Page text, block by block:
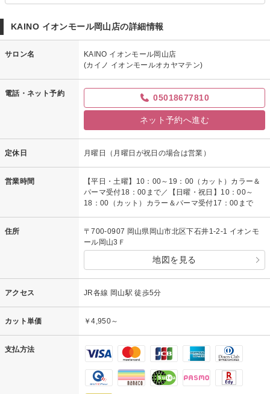
KAINO イオンモール岡山店の詳細情報
サロン名
KAINO イオンモール岡山店
(カイノ イオンモールオカヤマテン)
電話・ネット予約 05018677810
ネット予約へ進む
定休日 月曜日（月曜日が祝日の場合は営業）
営業時間
【平日・土曜】10：00～19：00（カット）カラー＆
パーマ受付18：00まで／【日曜・祝日】10：00～
18：00（カット）カラー＆パーマ受付17：00まで
住所
〒700-0907 岡山県岡山市北区下石井1-2-1 イオンモ
ール岡山3Ｆ
地図を見る
アクセス JR各線 岡山駅 徒歩5分
カット単価 ￥4,950～
支払方法